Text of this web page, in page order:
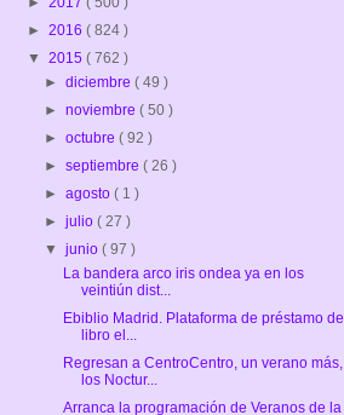
► 2016 ( 824 )
▼ 2015 ( 762 )
►diciembre( 49 )
►noviembre( 50 )
►octubre( 92 )
►septiembre( 26 )
►agosto( 1 )
►julio( 27 )
▼junio( 97 )
La bandera arco iris ondea ya en los
veintiún dist...
Ebiblio Madrid. Plataforma de préstamo de
libro el...
Regresan a CentroCentro, un verano más,
los Noctur...
Arranca la programación de Veranos de la